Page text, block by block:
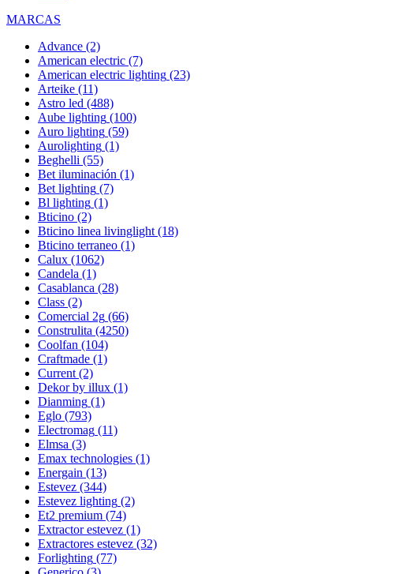
MARCAS
Advance (2)
American electric (7)
American electric lighting (23)
Arteike (11)
Astro led (488)
Aube lighting (100)
Auro lighting (59)
Aurolighting (1)
Beghelli (55)
Bet iluminación (1)
Bet lighting (7)
Bl lighting (1)
Bticino (2)
Bticino linea livinglight (18)
Bticino terraneo (1)
Calux (1062)
Candela (1)
Casablanca (28)
Class (2)
Comercial 2g (66)
Construlita (4250)
Coolfan (104)
Craftmade (1)
Current (2)
Dekor by illux (1)
Dianming (1)
Eglo (793)
Electromag (11)
Elmsa (3)
Emax technologies (1)
Energain (13)
Estevez (344)
Estevez lighting (2)
Et2 premium (74)
Extractor estevez (1)
Extractores estevez (32)
Forlighting (77)